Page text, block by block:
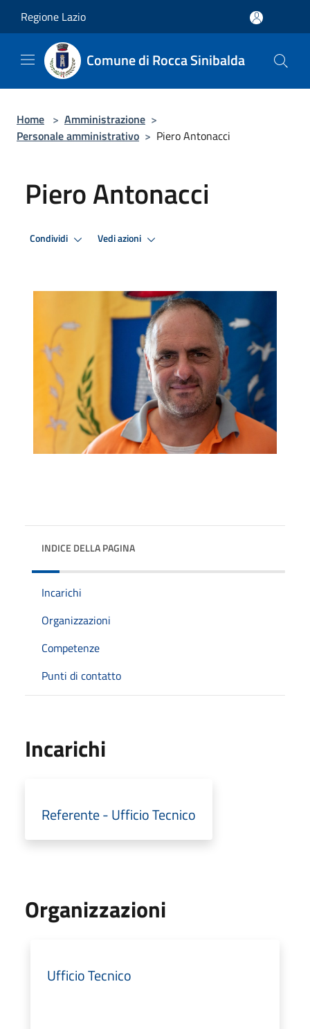
Regione Lazio
Comune di Rocca Sinibalda
Home > Amministrazione >
Personale amministrativo > Piero Antonacci
Piero Antonacci
Condividi Vedi azioni
INDICE DELLA PAGINA
Incarichi
Organizzazioni
Competenze
Punti di contatto
Incarichi
Referente - Ufficio Tecnico
Organizzazioni
Ufficio Tecnico